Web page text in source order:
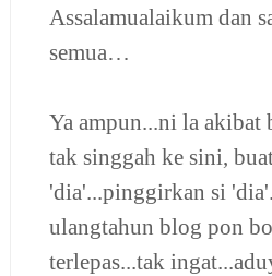
Assalamualaikum dan
semua…
Ya ampun...ni la akibat
tak singgah ke sini,
'dia'...pinggirkan si
ulangtahun blog pon
terlepas...tak